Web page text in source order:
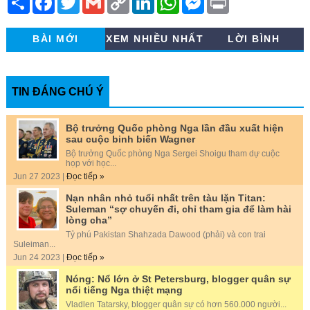
r
e
e
b
o
k
w
t
e
m
i
l
y
L
i
k
e
d
t
s
A
s
n
n
t
BÀI MỚI XEM NHIỀU NHẤT LỜI BÌNH
TIN ĐÁNG CHÚ Ý
Bộ trưởng Quốc phòng Nga lần đầu xuất hiện
sau cuộc binh biến Wagner
Bộ trưởng Quốc phòng Nga Sergei Shoigu tham dự cuộc
họp với học...
Jun 27 2023 | Đọc tiếp »
Nạn nhân nhỏ tuổi nhất trên tàu lặn Titan:
Suleman “sợ chuyến đi, chỉ tham gia để làm hài
lòng cha”
Tỷ phú Pakistan Shahzada Dawood (phải) và con trai
Suleiman...
Jun 24 2023 | Đọc tiếp »
Nóng: Nổ lớn ở St Petersburg, blogger quân sự
nổi tiếng Nga thiệt mạng
Vladlen Tatarsky, blogger quân sự có hơn 560.000 người...